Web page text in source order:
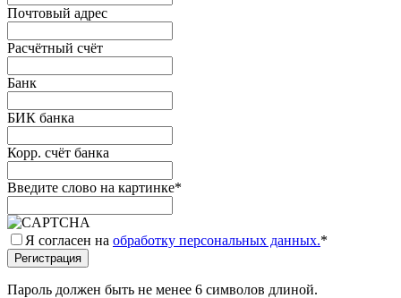
Почтовый адрес
Расчётный счёт
Банк
БИК банка
Корр. счёт банка
Введите слово на картинке*
Я согласен на обработку персональных данных.*
Пароль должен быть не менее 6 символов длиной.